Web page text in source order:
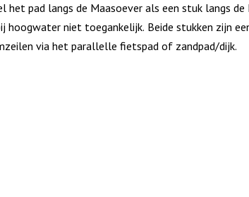
het pad langs de Maasoever als een stuk langs de
hoogwater niet toegankelijk. Beide stukken zijn
via het parallelle fietspad of zandpad/dijk.